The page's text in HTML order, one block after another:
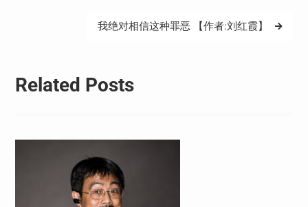
我绝对相信这种罪恶 【作者:刘红霞】
Related Posts